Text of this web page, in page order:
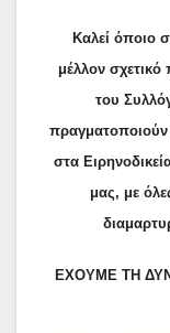
Καλεί όποιο
μέλλον
του
πραγματοποιούν
στα
μας, με
ΕΧΟΥΜΕ ΤΗ